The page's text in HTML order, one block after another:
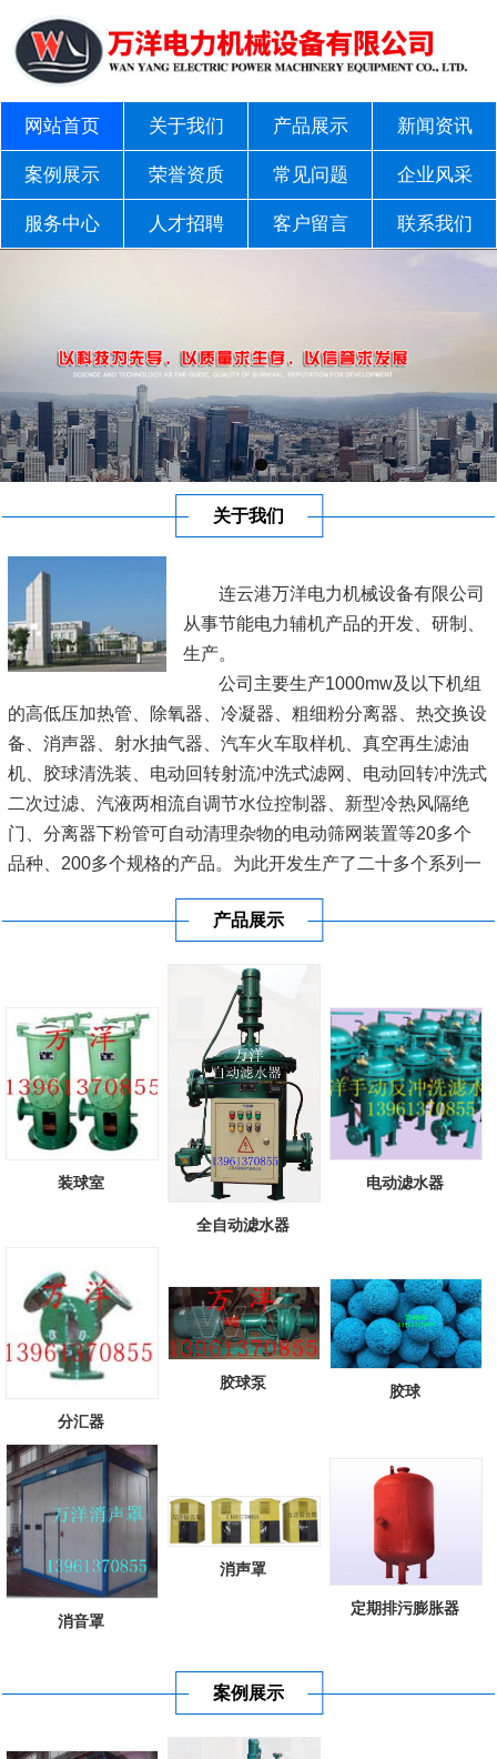
网站首页 关于我们 产品展示 新闻资讯
案例展示 荣誉资质 常见问题 企业风采
服务中心 人才招聘 客户留言 联系我们
关于我们
连云港万洋电力机械设备有限公司
从事节能电力辅机产品的开发、研制、
生产。
公司主要生产1000mw及以下机组
的高低压加热管、除氧器、冷凝器、粗细粉分离器、热交换设
备、消声器、射水抽气器、汽车火车取样机、真空再生滤油
机、胶球清洗装、电动回转射流冲洗式滤网、电动回转冲洗式
二次过滤、汽液两相流自调节水位控制器、新型冷热风隔绝
门、分离器下粉管可自动清理杂物的电动筛网装置等20多个
品种、200多个规格的产品。为此开发生产了二十多个系列一
厚爱。
连云港市万洋电力机械设备有限公司，位于新亚欧大陆桥东桥
[查看详情]
产品展示
装球室
全自动滤水器
电动滤水器
分汇器
胶球泵 胶球
消音罩
消声罩
定期排污膨胀器
案例展示